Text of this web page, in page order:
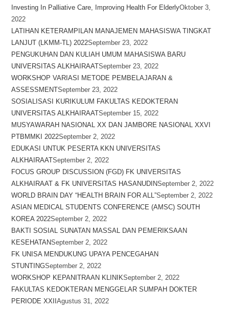
Investing In Palliative Care, Improving Health For ElderlyOktober 3,
2022
LATIHAN KETERAMPILAN MANAJEMEN MAHASISWA TINGKAT
LANJUT (LKMM-TL) 2022September 23, 2022
PENGUKUHAN DAN KULIAH UMUM MAHASISWA BARU
UNIVERSITAS ALKHAIRAATSeptember 23, 2022
WORKSHOP VARIASI METODE PEMBELAJARAN &
ASSESSMENTSeptember 23, 2022
SOSIALISASI KURIKULUM FAKULTAS KEDOKTERAN
UNIVERSITAS ALKHAIRAATSeptember 15, 2022
MUSYAWARAH NASIONAL XX DAN JAMBORE NASIONAL XXVI
PTBMMKI 2022September 2, 2022
EDUKASI UNTUK PESERTA KKN UNIVERSITAS
ALKHAIRAATSeptember 2, 2022
FOCUS GROUP DISCUSSION (FGD) FK UNIVERSITAS
ALKHAIRAAT & FK UNIVERSITAS HASANUDINSeptember 2, 2022
WORLD BRAIN DAY “HEALTH BRAIN FOR ALL”September 2, 2022
ASIAN MEDICAL STUDENTS CONFERENCE (AMSC) SOUTH
KOREA 2022September 2, 2022
BAKTI SOSIAL SUNATAN MASSAL DAN PEMERIKSAAN
KESEHATANSeptember 2, 2022
FK UNISA MENDUKUNG UPAYA PENCEGAHAN
STUNTINGSeptember 2, 2022
WORKSHOP KEPANITRAAN KLINIKSeptember 2, 2022
FAKULTAS KEDOKTERAN MENGGELAR SUMPAH DOKTER
PERIODE XXIIAgustus 31, 2022